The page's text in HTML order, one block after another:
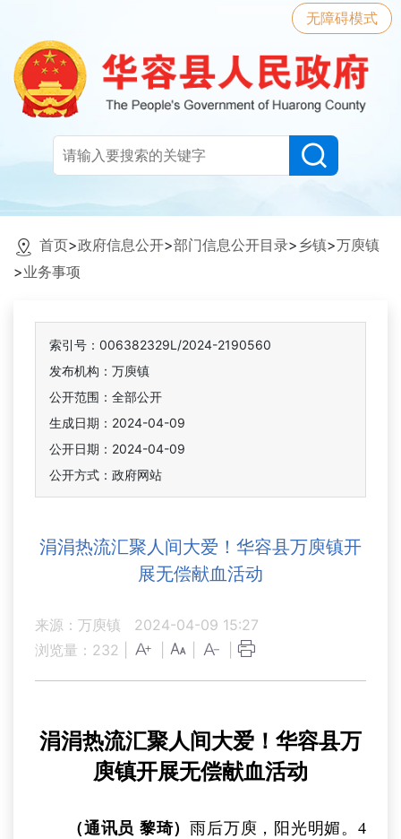
无障碍模式
首页>政府信息公开>部门信息公开目录> 乡镇>万庾镇
>业务事项
索引号：006382329L/2024-2190560
发布机构：万庾镇
公开范围：全部公开
生成日期：2024-04-09
公开日期：2024-04-09
公开方式：政府网站
涓涓热流汇聚人间大爱！华容县万庾镇开
展无偿献血活动
来源：万庾镇
2024-04-09 15:27
浏览量： 232
涓涓热流汇聚人间大爱！华容县万
庾镇开展无偿献血活动
（通讯员 黎琦） 雨后万庾，阳光明媚。4